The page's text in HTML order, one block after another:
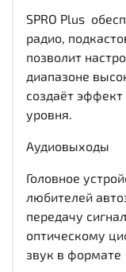
SPRO Plus
радио,
позволит
диапазоне
создаёт
уровня.
Аудиовыходы
Головное
любителей
передачу
оптическому
звук в формате